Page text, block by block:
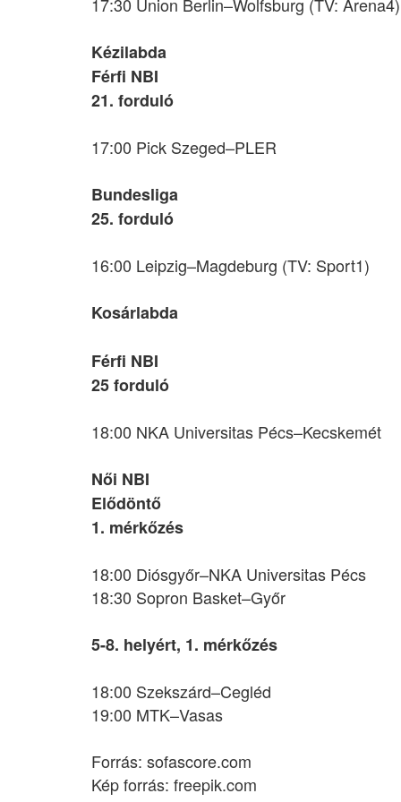
Kézilabda
Férfi NBI
21. forduló
17:00 Pick Szeged–PLER
Bundesliga
25. forduló
16:00 Leipzig–Magdeburg (TV: Sport1)
Kosárlabda
Férfi NBI
25 forduló
18:00 NKA Universitas Pécs–Kecskemét
Női NBI
Elődöntő
1. mérkőzés
18:00 Diósgyőr–NKA Universitas Pécs
18:30 Sopron Basket–Győr
5-8. helyért, 1. mérkőzés
18:00 Szekszárd–Cegléd
19:00 MTK–Vasas
Forrás: sofascore.com
Kép forrás: freepik.com